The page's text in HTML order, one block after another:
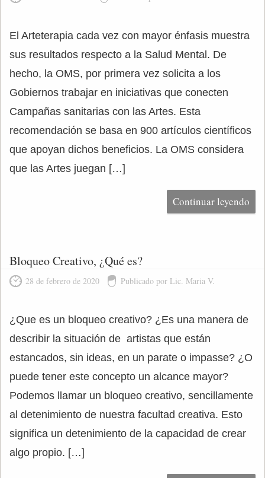
El Arteterapia cada vez con mayor énfasis muestra
sus resultados respecto a la Salud Mental. De
hecho, la OMS, por primera vez solicita a los
Gobiernos trabajar en iniciativas que conecten
Campañas sanitarias con las Artes. Esta
recomendación se basa en 900 artículos científicos
que apoyan dichos beneficios. La OMS considera
que las Artes juegan […]
Continuar leyendo
Bloqueo Creativo, ¿Qué es?
28 de febrero de 2020 Publicado por Lic. Maria V.
¿Que es un bloqueo creativo? ¿Es una manera de
describir la situación de artistas que están
estancados, sin ideas, en un parate o impasse? ¿O
puede tener este concepto un alcance mayor?
Podemos llamar un bloqueo creativo, sencillamente
al detenimiento de nuestra facultad creativa. Esto
significa un detenimiento de la capacidad de crear
algo propio. […]